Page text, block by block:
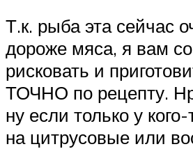
Т.к. рыба эта сейчас
дороже мяса, я вам
рисковать и
ТОЧНО по рецепту.
ну если только у
на цитрусовые или